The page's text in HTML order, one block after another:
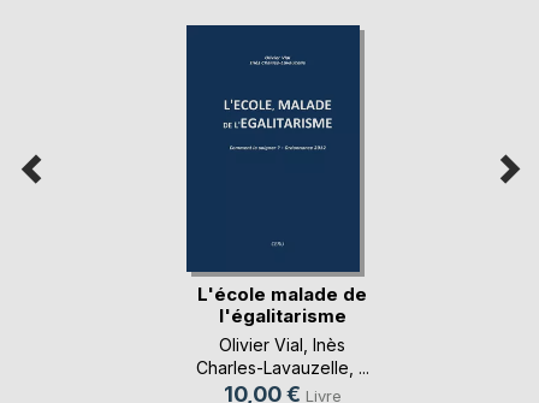
L'école malade de
l'égalitarisme
Olivier Vial Inès
Charles-Lavauzelle , ...
10,00 € Livre